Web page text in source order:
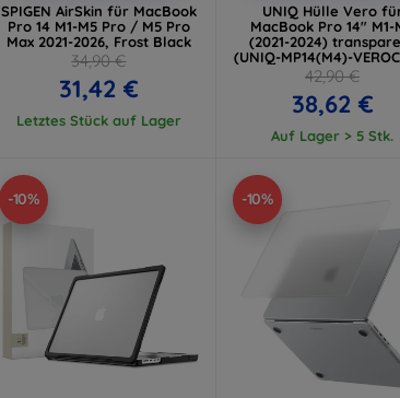
SPIGEN AirSkin für MacBook
Pro 14 M1-M5 Pro / M5 Pro
Max 2021-2026, Frost Black
34,90 €
31,42 €
Letztes Stück auf Lager
UNIQ Hülle Vero
MacBook Pro 14" M1-
(2021-2024)
(UNIQ-MP14(M4)-
42,90 €
38,62 €
Auf Lager > 5 Stk.
-10% -10%